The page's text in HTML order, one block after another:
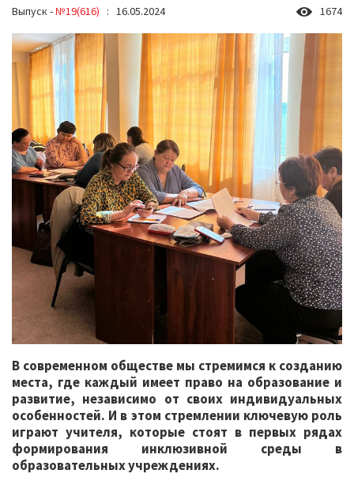
Выпуск -№19(616) : 16.05.2024 1674
В современном обществе мы стремимся к созданию
места, где каждый имеет право на образование и
развитие, независимо от своих индивидуальных
особенностей. И в этом стремлении ключевую роль
играют учителя, которые стоят в первых рядах
формирования инклюзивной среды в
образовательных учреждениях.